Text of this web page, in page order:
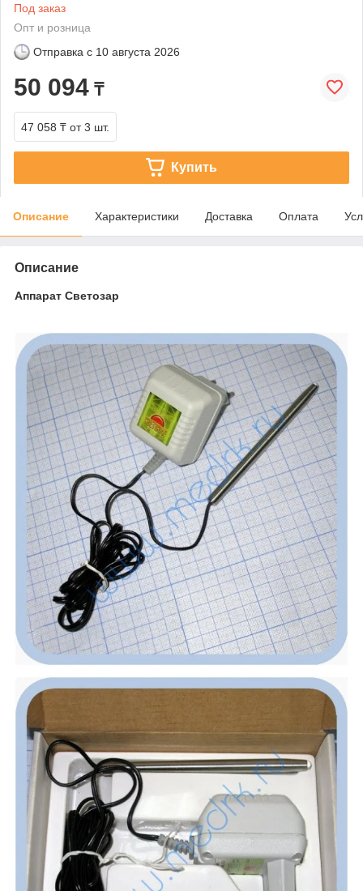
Под заказ
Опт и розница
Отправка с 10 августа 2026
50 094 ₸
47 058 ₸ от 3 шт.
Купить
Описание Характеристики Доставка Оплата
Описание
Аппарат Светозар